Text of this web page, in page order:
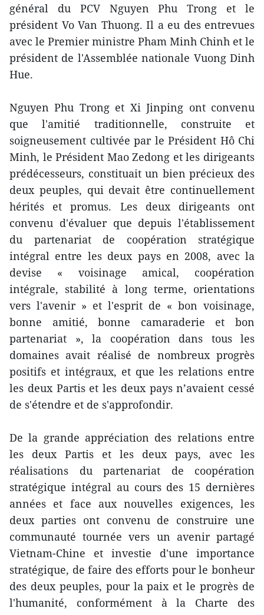
général du PCV Nguyen Phu Trong et le
président Vo Van Thuong. Il a eu des entrevues
avec le Premier ministre Pham Minh Chinh et le
président de l'Assemblée nationale Vuong Dinh
Hue.
Nguyen Phu Trong et Xi Jinping ont convenu
que l'amitié traditionnelle, construite et
soigneusement cultivée par le Président Hô Chi
Minh, le Président Mao Zedong et les dirigeants
prédécesseurs, constituait un bien précieux des
deux peuples, qui devait être continuellement
hérités et promus. Les deux dirigeants ont
convenu d'évaluer que depuis l'établissement
du partenariat de coopération stratégique
intégral entre les deux pays en 2008, avec la
devise « voisinage amical, coopération
intégrale, stabilité à long terme, orientations
vers l'avenir » et l'esprit de « bon voisinage,
bonne amitié, bonne camaraderie et bon
partenariat », la coopération dans tous les
domaines avait réalisé de nombreux progrès
positifs et intégraux, et que les relations entre
les deux Partis et les deux pays n’avaient cessé
de s'étendre et de s'approfondir.
De la grande appréciation des relations entre
les deux Partis et les deux pays, avec les
réalisations du partenariat de coopération
stratégique intégral au cours des 15 dernières
années et face aux nouvelles exigences, les
deux parties ont convenu de construire une
communauté tournée vers un avenir partagé
Vietnam-Chine et investie d'une importance
stratégique, de faire des efforts pour le bonheur
des deux peuples, pour la paix et le progrès de
l'humanité, conformément à la Charte des